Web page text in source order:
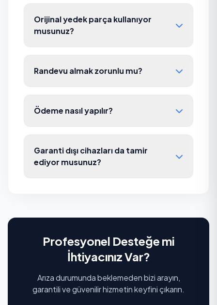
Orijinal yedek parça kullanıyor
musunuz?
Randevu almak zorunlu mu?
Ödeme nasıl yapılır?
Garanti dışı cihazları da tamir
ediyor musunuz?
Profesyonel Desteğe mi
İhtiyacınız Var?
Arıza durumunda beklemeden bizi arayın,
garantili ve güvenilir hizmetin keyfini çıkarın.